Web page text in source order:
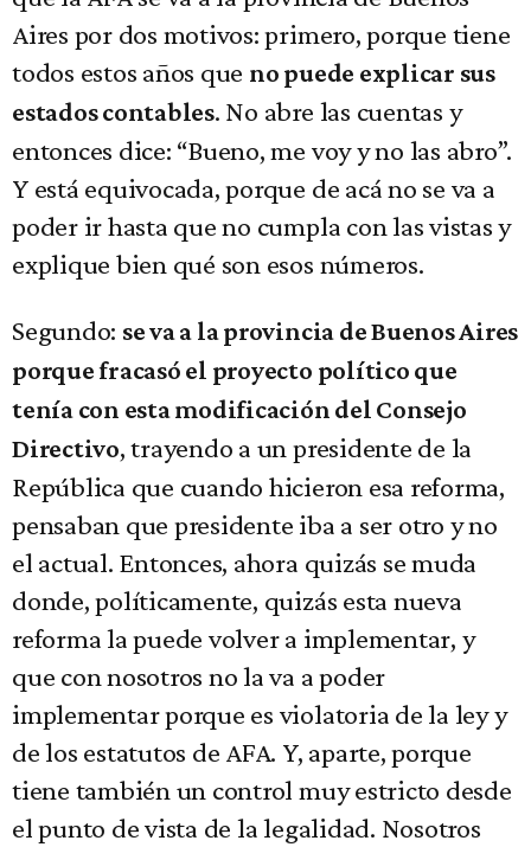
Aires por dos motivos: primero, porque tiene
todos estos años que no puede explicar sus
estados contables. No abre las cuentas y
entonces dice: “Bueno, me voy y no las abro”.
Y está equivocada, porque de acá no se va a
poder ir hasta que no cumpla con las vistas y
explique bien qué son esos números.
Segundo: se va a la provincia de Buenos Aires
porque fracasó el proyecto político que
tenía con esta modificación del Consejo
Directivo, trayendo a un presidente de la
República que cuando hicieron esa reforma,
pensaban que presidente iba a ser otro y no
el actual. Entonces, ahora quizás se muda
donde, políticamente, quizás esta nueva
reforma la puede volver a implementar, y
que con nosotros no la va a poder
implementar porque es violatoria de la ley y
de los estatutos de AFA. Y, aparte, porque
tiene también un control muy estricto desde
el punto de vista de la legalidad. Nosotros